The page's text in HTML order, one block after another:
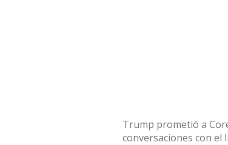
Trump prometió a
conversaciones con el